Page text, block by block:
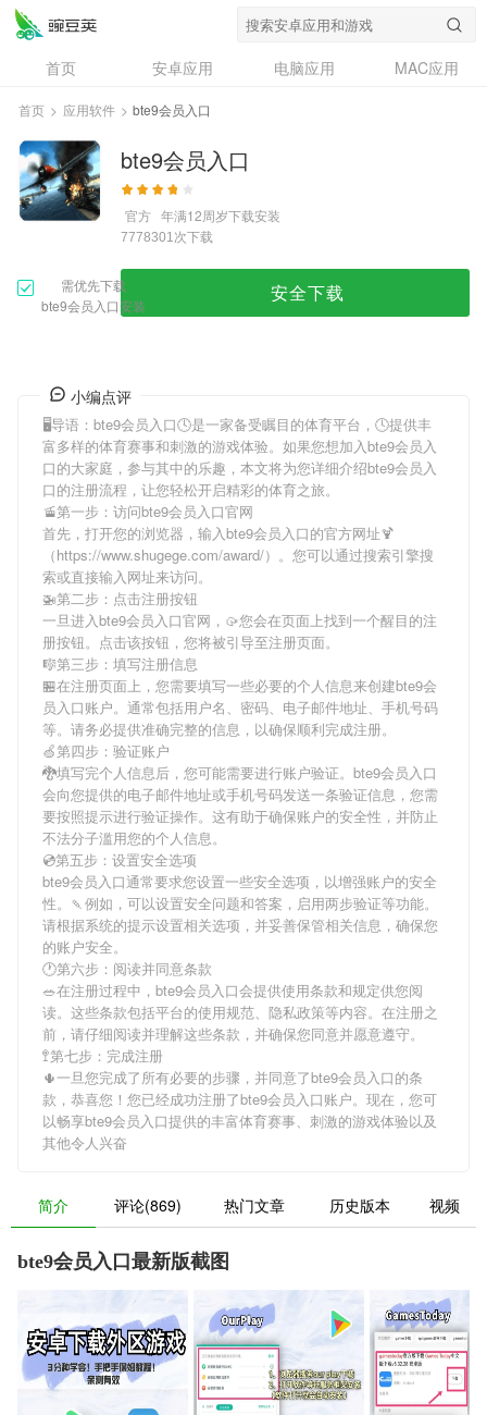
首页 安卓应用 电脑应用
MAC应用
资讯
专题
问答
首页 > 应用软件 > bte9会员入口
bte9会员入口
官方 年满12周岁下载安装
7778301次下载
需优先下载
bte9会员入口安装
安全下载
小编点评
🖥导语： bte9会员入口🕓是一家备受瞩目的体育平台，🕓提供丰
富多样的体育赛事和刺激的游戏体验。如果您想加入bte9会员入
口的大家庭，参与其中的乐趣，本文将为您详细介绍bte9会员入
口的注册流程，让您轻松开启精彩的体育之旅。
🚡第一步：访问bte9会员入口官网
首先，打开您的浏览器，输入bte9会员入口的官方网址🍹
（https://www.shugege.com/award/）。您可以通过搜索引擎搜
索或直接输入网址来访问。
🚁第二步：点击注册按钮
一旦进入bte9会员入口官网，🥠您会在页面上找到一个醒目的注
册按钮。点击该按钮，您将被引导至注册页面。
🎼第三步：填写注册信息
🏪在注册页面上，您需要填写一些必要的个人信息来创建bte9会
员入口账户。通常包括用户名、密码、电子邮件地址、手机号码
等。请务必提供准确完整的信息，以确保顺利完成注册。
🍏第四步：验证账户
🐉填写完个人信息后，您可能需要进行账户验证。 bte9会员入口
会向您提供的电子邮件地址或手机号码发送一条验证信息，您需
要按照提示进行验证操作。这有助于确保账户的安全性，并防止
不法分子滥用您的个人信息。
💿第五步：设置安全选项
bte9会员入口通常要求您设置一些安全选项，以增强账户的安全
性。🍡例如，可以设置安全问题和答案，启用两步验证等功能。
请根据系统的提示设置相关选项，并妥善保管相关信息，确保您
的账户安全。
🕐第六步：阅读并同意条款
🥗在注册过程中， bte9会员入口会提供使用条款和规定供您阅
读。这些条款包括平台的使用规范、隐私政策等内容。在注册之
前，请仔细阅读并理解这些条款，并确保您同意并愿意遵守。
🚏第七步：完成注册
🌵一旦您完成了所有必要的步骤，并同意了bte9会员入口的条
款，恭喜您！您已经成功注册了bte9会员入口账户。现在，您可
以畅享bte9会员入口提供的丰富体育赛事、刺激的游戏体验以及
其他令人兴奋
简介 评论(869) 热门文章 历史版本 视频
bte9会员入口最新版截图